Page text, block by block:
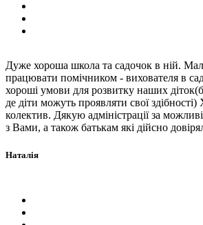
Дуже хороша школа та садочок в ній.
працювати помічником - вихователя в
хороші умови для розвитку наших
де діти можуть проявляти свої
колектив. Дякую адміністрації за
з Вами, а також батькам які дійсно
Наталія